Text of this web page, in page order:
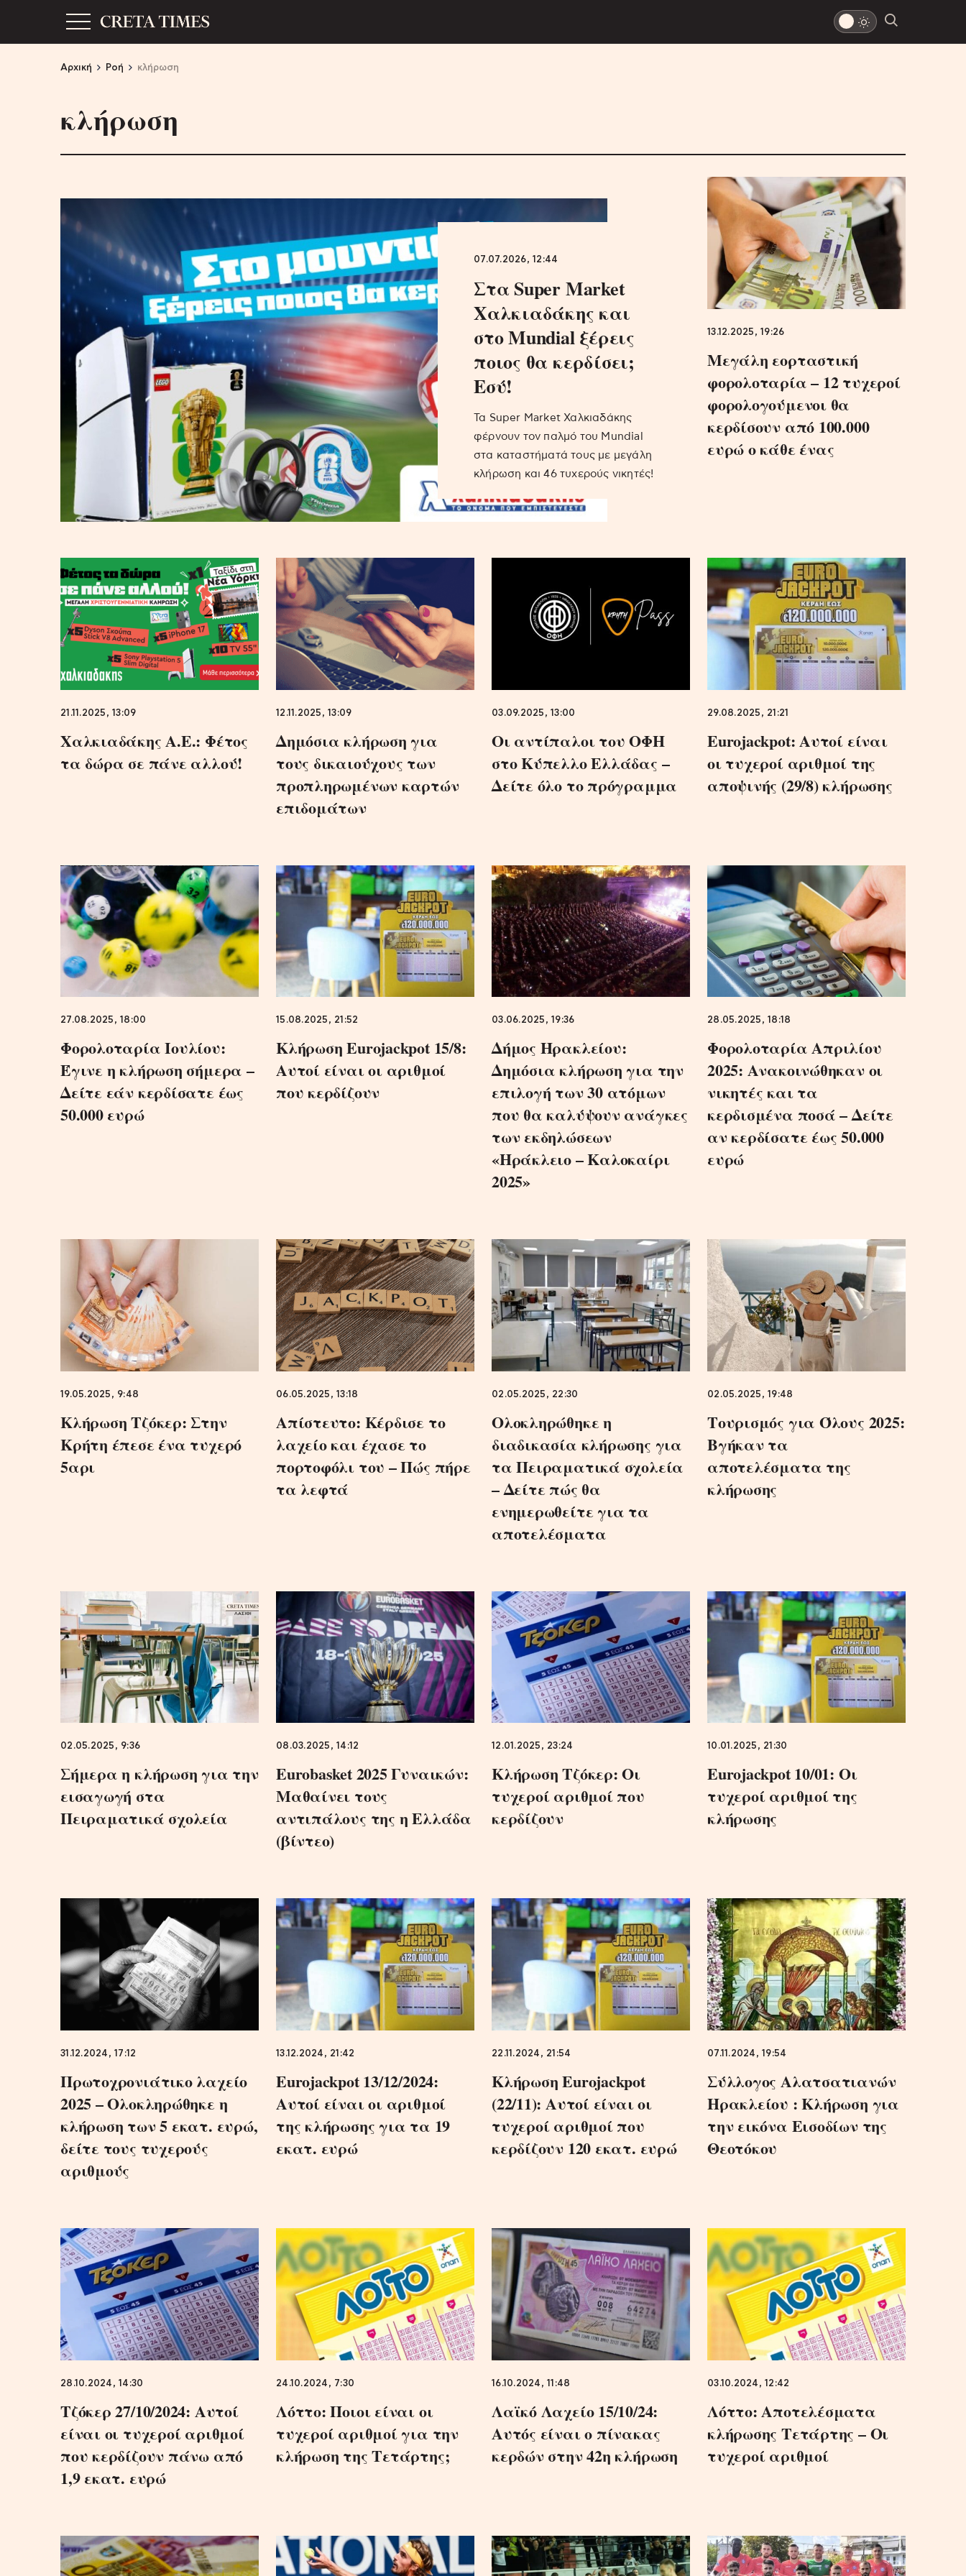
Αρχική Ροή κλήρωση
κλήρωση
07.07.2026, 12:44
Στα Super Market
Χαλκιαδάκης και
στο Mundial ξέρεις
ποιος θα κερδίσει;
Εσύ!
Τα Super Market Χαλκιαδάκης
φέρνουν τον παλμό του Mundial
στα καταστήματά τους με μεγάλη
κλήρωση και 46 τυχερούς νικητές!
13.12.2025, 19:26
Μεγάλη εορταστική
φορολοταρία – 12 τυχερoί
φορολογούμενοι θα
κερδίσουν από 100.000
ευρώ ο κάθε ένας
21.11.2025, 13:09
Χαλκιαδάκης Α.Ε.: Φέτος
τα δώρα σε πάνε αλλού!
12.11.2025, 13:09
Δημόσια κλήρωση για
τους δικαιούχους των
προπληρωμένων καρτών
επιδομάτων
03.09.2025, 13:00
Οι αντίπαλοι του ΟΦΗ
στο Κύπελλο Ελλάδας –
Δείτε όλο το πρόγραμμα
29.08.2025, 21:21
Eurojackpot: Αυτοί είναι
οι τυχεροί αριθμοί της
αποψινής (29/8) κλήρωσης
27.08.2025, 18:00
Φορολοταρία Ιουλίου:
Έγινε η κλήρωση σήμερα –
Δείτε εάν κερδίσατε έως
50.000 ευρώ
15.08.2025, 21:52
Κλήρωση Eurojackpot 15/8:
Αυτοί είναι οι αριθμοί
που κερδίζουν
03.06.2025, 19:36
Δήμος Ηρακλείου:
Δημόσια κλήρωση για την
επιλογή των 30 ατόμων
που θα καλύψουν ανάγκες
των εκδηλώσεων
«Ηράκλειο – Καλοκαίρι
2025»
28.05.2025, 18:18
Φορολοταρία Απριλίου
2025: Ανακοινώθηκαν οι
νικητές και τα
κερδισμένα ποσά – Δείτε
αν κερδίσατε έως 50.000
ευρώ
19.05.2025, 9:48
Κλήρωση Τζόκερ: Στην
Κρήτη έπεσε ένα τυχερό
5αρι
06.05.2025, 13:18
Απίστευτο: Κέρδισε το
λαχείο και έχασε το
πορτοφόλι του – Πώς πήρε
τα λεφτά
02.05.2025, 22:30
Ολοκληρώθηκε η
διαδικασία κλήρωσης για
τα Πειραματικά σχολεία
– Δείτε πώς θα
ενημερωθείτε για τα
αποτελέσματα
02.05.2025, 19:48
Τουρισμός για Όλους 2025:
Βγήκαν τα
αποτελέσματα της
κλήρωσης
02.05.2025, 9:36
Σήμερα η κλήρωση για την
εισαγωγή στα
Πειραματικά σχολεία
08.03.2025, 14:12
Eurobasket 2025 Γυναικών:
Μαθαίνει τους
αντιπάλους της η Ελλάδα
(βίντεο)
12.01.2025, 23:24
Κλήρωση Τζόκερ: Οι
τυχεροί αριθμοί που
κερδίζουν
10.01.2025, 21:30
Eurojackpot 10/01: Οι
τυχεροί αριθμοί της
κλήρωσης
31.12.2024, 17:12
Πρωτοχρονιάτικο λαχείο
2025 – Ολοκληρώθηκε η
κλήρωση των 5 εκατ. ευρώ,
δείτε τους τυχερούς
αριθμούς
13.12.2024, 21:42
Eurojackpot 13/12/2024:
Aυτοί είναι οι αριθμοί
της κλήρωσης για τα 19
εκατ. ευρώ
22.11.2024, 21:54
Κλήρωση Eurojackpot
(22/11): Αυτοί είναι οι
τυχεροί αριθμοί που
κερδίζουν 120 εκατ. ευρώ
07.11.2024, 19:54
Σύλλογος Αλατσατιανών
Ηρακλείου : Κλήρωση για
την εικόνα Εισοδίων της
Θεοτόκου
28.10.2024, 14:30
Τζόκερ 27/10/2024: Αυτοί
είναι οι τυχεροί αριθμοί
που κερδίζουν πάνω από
1,9 εκατ. ευρώ
24.10.2024, 7:30
Λόττο: Ποιοι είναι οι
τυχεροί αριθμοί για την
κλήρωση της Τετάρτης;
16.10.2024, 11:48
Λαϊκό Λαχείο 15/10/24:
Αυτός είναι ο πίνακας
κερδών στην 42η κλήρωση
03.10.2024, 12:42
Λόττο: Αποτελέσματα
κλήρωσης Τετάρτης – Οι
τυχεροί αριθμοί